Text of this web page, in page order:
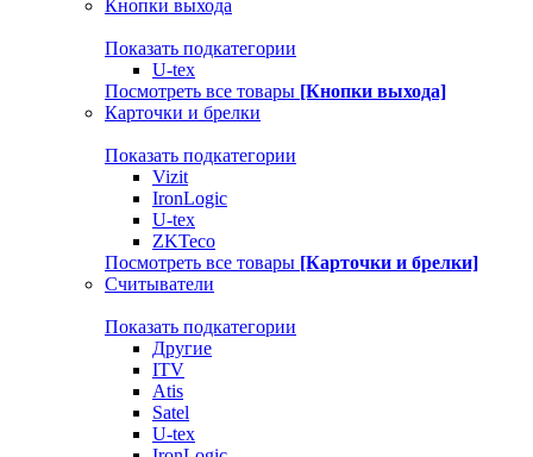
Кнопки выхода
Показать подкатегории
U-tex
Посмотреть все товары [Кнопки выхода]
Карточки и брелки
Показать подкатегории
Vizit
IronLogic
U-tex
ZKTeco
Посмотреть все товары [Карточки и брелки]
Считыватели
Показать подкатегории
Другие
ITV
Atis
Satel
U-tex